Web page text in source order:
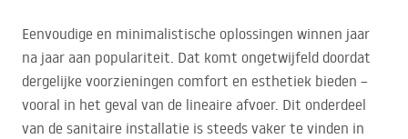
Eenvoudige en minimalistische oplossingen winnen jaar
na jaar aan populariteit. Dat komt ongetwijfeld doordat
dergelijke voorzieningen comfort en esthetiek bieden –
vooral in het geval van de lineaire afvoer. Dit onderdeel
van de sanitaire installatie is steeds vaker te vinden in